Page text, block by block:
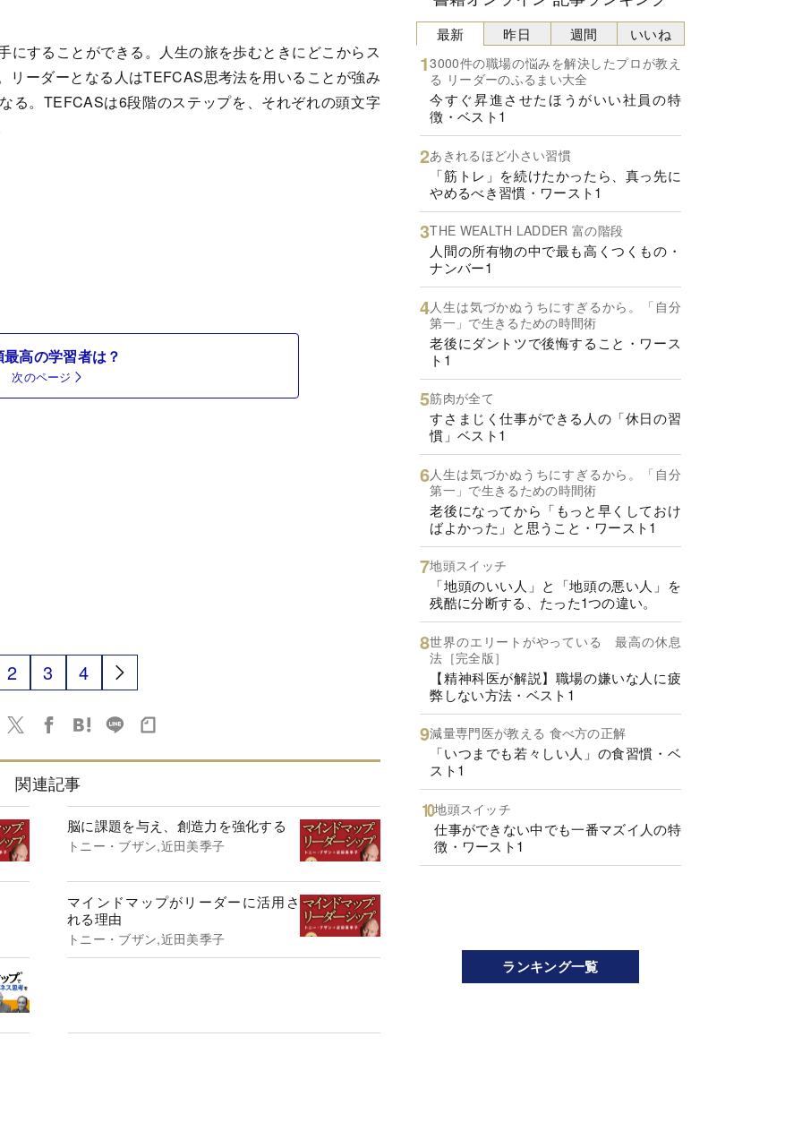
することができる。人生の旅を歩むときにどこからス
リーダーとなる人はTEFCAS思考法を用いることが強み
る。TEFCASは6段階のステップを、それぞれの頭文字
高の学習者は？
次のページ
2 3 4
関連記事
脳に課題を与え、創造力を強化する
トニー・ブザン,近田美季子
マインドマップがリーダーに活用さ
れる理由
トニー・ブザン,近田美季子
最新
3000件の職場の悩みを解決したプロが教え
る リーダーのふるまい大全
今すぐ昇進させたほうがいい社員の特
徴・ベスト1
あきれるほど小さい習慣
「筋トレ」を続けたかったら、真っ先に
やめるべき習慣・ワースト1
THE WEALTH LADDER 富の階段
人間の所有物の中で最も高くつくもの・
ナンバー1
人生は気づかぬうちにすぎるから。「自分
第一」で生きるための時間術
老後にダントツで後悔すること・ワース
ト1
筋肉が全て
すさまじく仕事ができる人の「休日の習
慣」ベスト1
人生は気づかぬうちにすぎるから。「自分
第一」で生きるための時間術
老後になってから「もっと早くしておけ
ばよかった」と思うこと・ワースト1
地頭スイッチ
「地頭のいい人」と「地頭の悪い人」を
残酷に分断する、たった1つの違い。
世界のエリートがやっている 最高の休息
法［完全版］
【精神科医が解説】職場の嫌いな人に疲
弊しない方法・ベスト1
減量専門医が教える 食べ方の正解
「いつまでも若々しい人」の食習慣・ベ
スト1
地頭スイッチ
仕事ができない中でも一番マズイ人の特
徴・ワースト1
昨日 週間 いいね
ランキング一覧